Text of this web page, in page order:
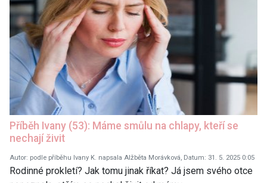
Příběh Ivany (53): Máme smůlu na chlapy, kteří se
nechají živit
Autor: podle příběhu Ivany K. napsala Alžběta Morávková, Datum: 31. 5. 2025 0:05
Rodinné prokletí? Jak tomu jinak říkat? Já jsem svého otce